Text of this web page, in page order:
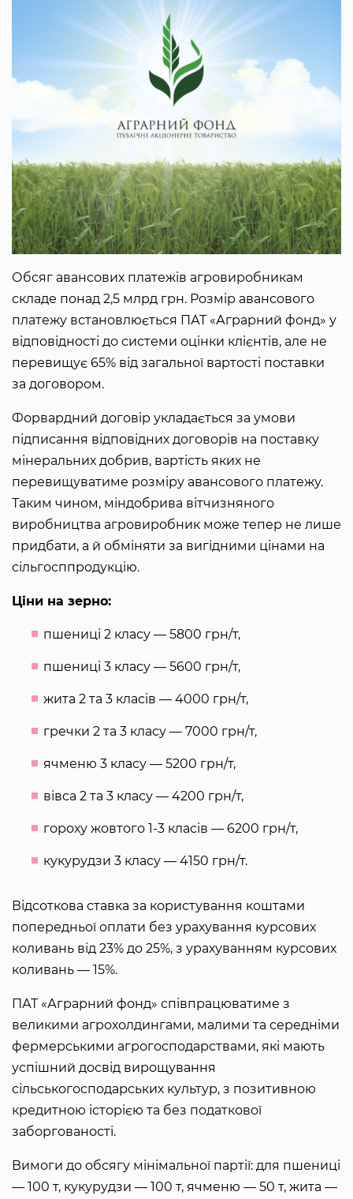
Обсяг авансових платежів агровиробникам
складе понад 2,5 млрд грн. Розмір авансового
платежу встановлюється ПАТ «Аграрний фонд» у
відповідності до системи оцінки клієнтів, але не
перевищує 65% від загальної вартості поставки
за договором.
Форвардний договір укладається за умови
підписання відповідних договорів на поставку
мінеральних добрив, вартість яких не
перевищуватиме розміру авансового платежу.
Таким чином, міндобрива вітчизняного
виробництва агровиробник може тепер не лише
придбати, а й обміняти за вигідними цінами на
сільгосппродукцію.
Ціни на зерно:
пшениці 2 класу — 5800 грн/т,
пшениці 3 класу — 5600 грн/т,
жита 2 та 3 класів — 4000 грн/т,
гречки 2 та 3 класу — 7000 грн/т,
ячменю 3 класу — 5200 грн/т,
вівса 2 та 3 класу — 4200 грн/т,
гороху жовтого 1-3 класів — 6200 грн/т,
кукурудзи 3 класу — 4150 грн/т.
Відсоткова ставка за користування коштами
попередньої оплати без урахування курсових
коливань від 23% до 25%, з урахуванням курсових
коливань — 15%.
ПАТ «Аграрний фонд» співпрацюватиме з
великими агрохолдингами, малими та середніми
фермерськими агрогосподарствами, які мають
успішний досвід вирощування
сільськогосподарських культур, з позитивною
кредитною історією та без податкової
заборгованості.
Вимоги до обсягу мінімальної партії: для пшениці
— 100 т, кукурудзи — 100 т, ячменю — 50 т, жита —